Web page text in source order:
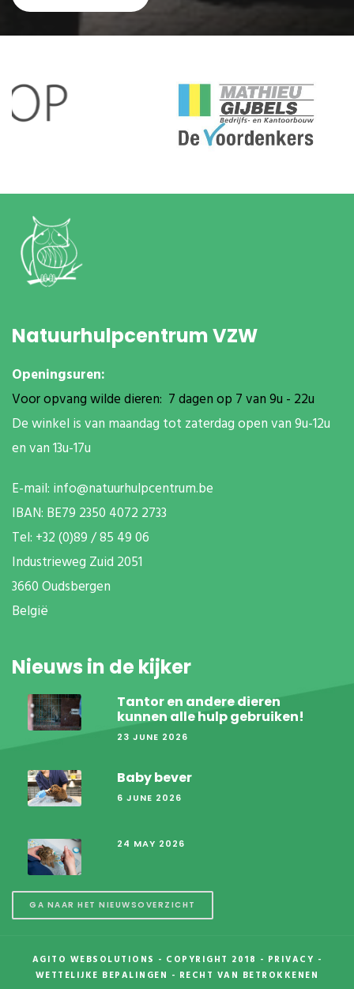
Natuurhulpcentrum VZW
Openingsuren:
Voor opvang wilde dieren: 7 dagen op 7 van 9u - 22u
De winkel is van maandag tot zaterdag open van 9u-12u
en van 13u-17u
E-mail: info@natuurhulpcentrum.be
IBAN: BE79 2350 4072 2733
Tel: +32 (0)89 / 85 49 06
Industrieweg Zuid 2051
3660 Oudsbergen
België
Nieuws in de kijker
Tantor en andere dieren
kunnen alle hulp gebruiken!
23 JUNE 2026
Baby bever
6 JUNE 2026
24 MAY 2026
GA NAAR HET NIEUWSOVERZICHT
AGITO WEBSOLUTIONS - COPYRIGHT 2018 - PRIVACY -
WETTELIJKE BEPALINGEN - RECHT VAN BETROKKENEN